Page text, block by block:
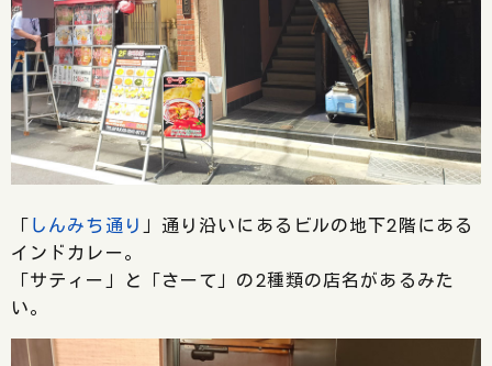
「しんみち通り」通り沿いにあるビルの地下2階にある
インドカレー。
「サティー」と「さーて」の2種類の店名があるみた
い。